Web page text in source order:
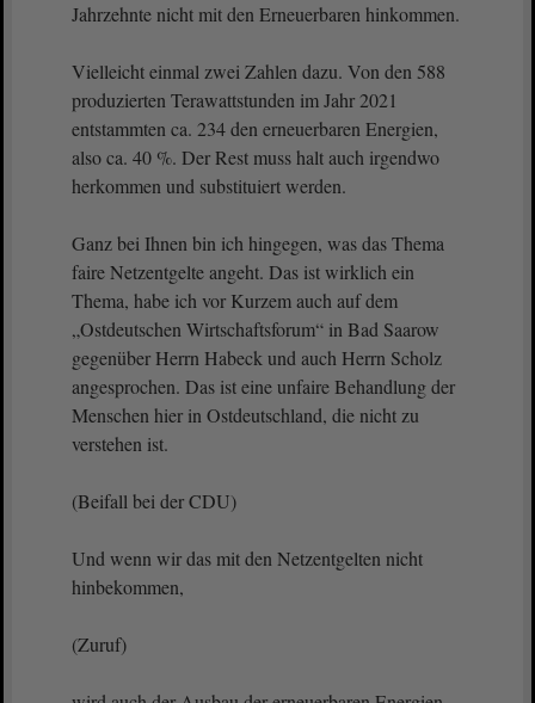
Jahrzehnte nicht mit den Erneuerbaren hinkommen.
Vielleicht einmal zwei Zahlen dazu. Von den 588
produzierten Terawattstunden im Jahr 2021
entstammten ca. 234 den erneuerbaren Energien,
also ca. 40 %. Der Rest muss halt auch irgendwo
herkommen und substituiert werden.
Ganz bei Ihnen bin ich hingegen, was das Thema
faire Netzentgelte angeht. Das ist wirklich ein
Thema, habe ich vor Kurzem auch auf dem
„Ostdeutschen Wirtschaftsforum“ in Bad Saarow
gegenüber Herrn Habeck und auch Herrn Scholz
angesprochen. Das ist eine unfaire Behandlung der
Menschen hier in Ostdeutschland, die nicht zu
verstehen ist.
(Beifall bei der CDU)
Und wenn wir das mit den Netzentgelten nicht
hinbekommen,
(Zuruf)